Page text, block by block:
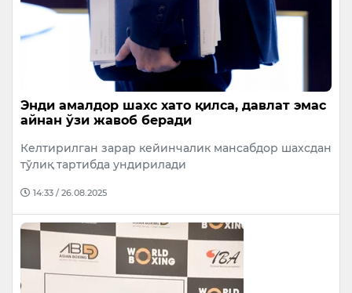
Энди амалдор шахс хато қилса, давлат эмас
айнан ўзи жавоб беради
Келтирилган зарар кейинчалик мансабдор шахсдан
тўлиқ тартибда ундирилади
14:33 / 26.08.2025